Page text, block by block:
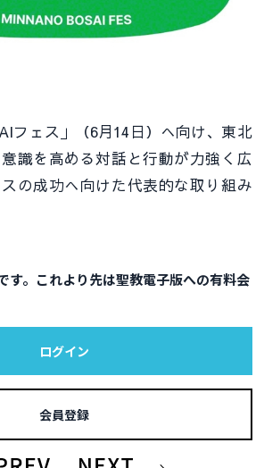
フェス」（6月14日）へ向け、東北
識を高める対話と行動が力強く広
の成功へ向けた代表的な取り組み
す。これより先は聖教電子版への有料会
ログイン
会員登録